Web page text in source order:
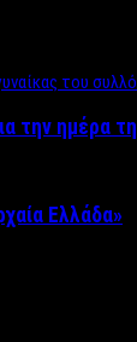
ημέρα
Ελλάδα»